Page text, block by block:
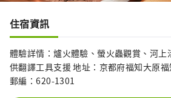
住宿資訊
體驗詳情：爐火體驗、螢火蟲觀賞、河上
供翻譯工具支援 地址：京都府福知大原
郵編：620-1301